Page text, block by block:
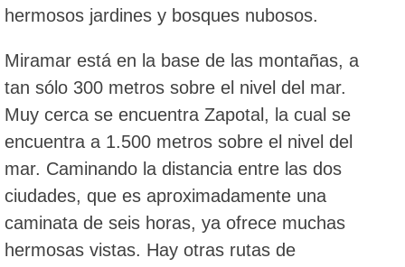
hermosos jardines y bosques nubosos.
Miramar está en la base de las montañas, a
tan sólo 300 metros sobre el nivel del mar.
Muy cerca se encuentra Zapotal, la cual se
encuentra a 1.500 metros sobre el nivel del
mar. Caminando la distancia entre las dos
ciudades, que es aproximadamente una
caminata de seis horas, ya ofrece muchas
hermosas vistas. Hay otras rutas de